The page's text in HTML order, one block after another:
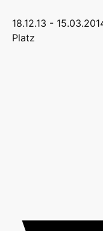
18.12.13 -
Platz